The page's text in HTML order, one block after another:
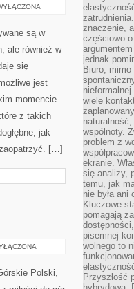
są w
ale również w
się
jest
momencie.
z takich
jak
[…]
Polski,
znaczenie,
częściowo
jednak
Biuro,
wiele
wspólnoty.
problem z
ekranie.
się analizy,
temu, jak
nie była
Kluczowe
pomagają
pisemnej
wolnego to
Przyszłość